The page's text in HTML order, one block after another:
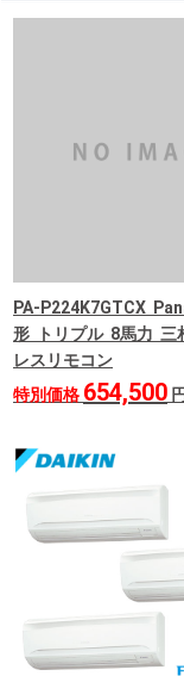
PA-P224K7GTCX
形 トリプル 8馬力 三
レスリモコン
特別価格 654,500